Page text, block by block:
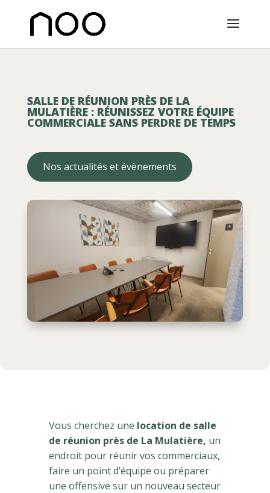
SALLE DE RÉUNION PRÈS DE LA
MULATIÈRE : RÉUNISSEZ VOTRE ÉQUIPE
COMMERCIALE SANS PERDRE DE TEMPS
Nos actualités et évènements
Vous cherchez une location de salle
de réunion près de La Mulatière, un
endroit pour réunir vos commerciaux,
faire un point d’équipe ou préparer
une offensive sur un nouveau secteur